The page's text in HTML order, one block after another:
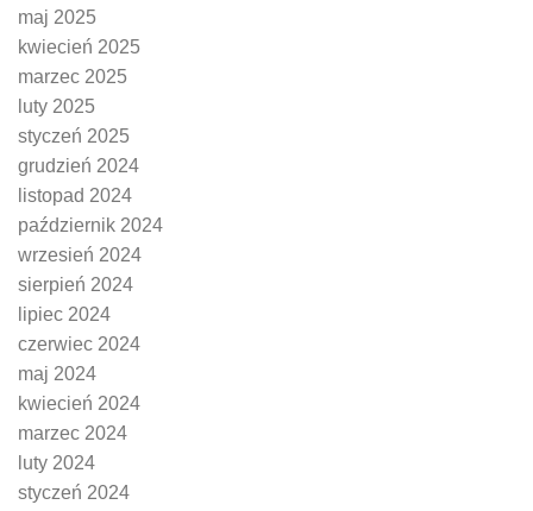
maj 2025
kwiecień 2025
marzec 2025
luty 2025
styczeń 2025
grudzień 2024
listopad 2024
październik 2024
wrzesień 2024
sierpień 2024
lipiec 2024
czerwiec 2024
maj 2024
kwiecień 2024
marzec 2024
luty 2024
styczeń 2024